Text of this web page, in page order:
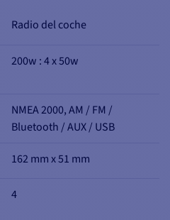
Radio del coche
200w : 4 x 50w
NMEA 2000, AM / FM /
Bluetooth / AUX / USB
162 mm x 51 mm
4